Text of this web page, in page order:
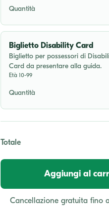
Quantità
Biglietto Disability Card
Biglietto per possessori di
Card da presentare alla guida.
Età 10-99
Quantità
Totale
Aggiungi al
Cancellazione gratuita fino